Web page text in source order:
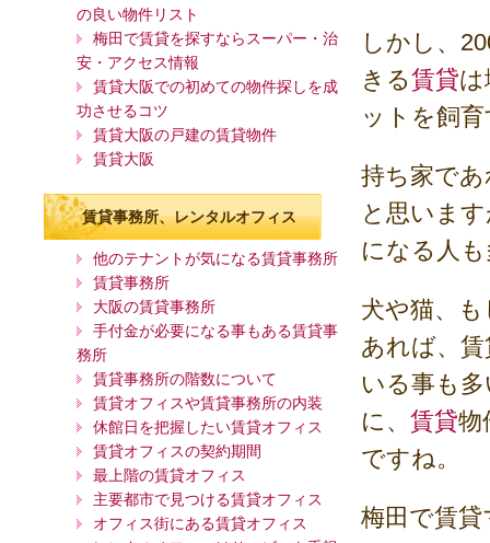
しかし、
きる賃貸
ットを飼
持ち家で
と思いま
になる人
犬や猫、
あれば、
いる事も
に、 賃貸物
ですね。
梅田で賃
の良い物件リスト
梅田で賃貸を探すならスーパー・治
安・アクセス情報
賃貸大阪での初めての物件探しを成
功させるコツ
賃貸大阪の戸建の賃貸物件
賃貸大阪
賃貸事務所、レンタルオフィス
他のテナントが気になる賃貸事務所
賃貸事務所
大阪の賃貸事務所
手付金が必要になる事もある賃貸事
務所
賃貸事務所の階数について
賃貸オフィスや賃貸事務所の内装
休館日を把握したい賃貸オフィス
賃貸オフィスの契約期間
最上階の賃貸オフィス
主要都市で見つける賃貸オフィス
オフィス街にある賃貸オフィス